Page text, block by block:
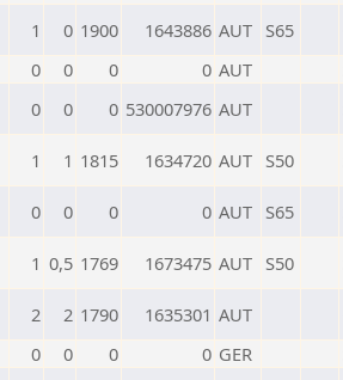
1 0 1900 1643886 AUT S65
0 0 0 0 AUT
0 0 0 530007976 AUT
1 1 1815 1634720 AUT S50
0 0 0 0 AUT S65
1 0,5 1769 1673475 AUT S50
2 2 1790 1635301 AUT
0 0 0 0 GER